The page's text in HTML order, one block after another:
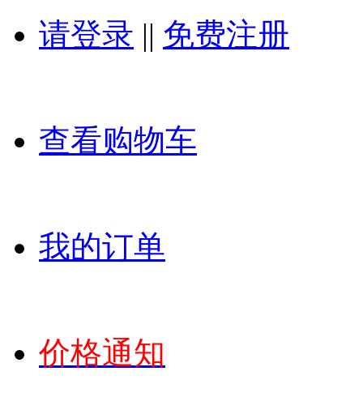
请登录 || 免费注册
查看购物车
我的订单
价格通知